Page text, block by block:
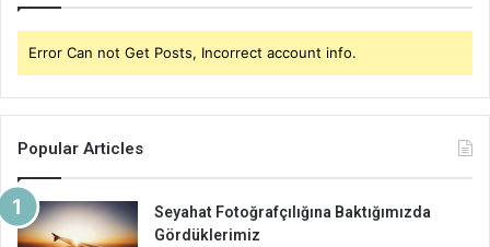
Error Can not Get Posts, Incorrect account info.
Popular Articles
Seyahat Fotoğrafçılığına Baktığımızda
Gördüklerimiz